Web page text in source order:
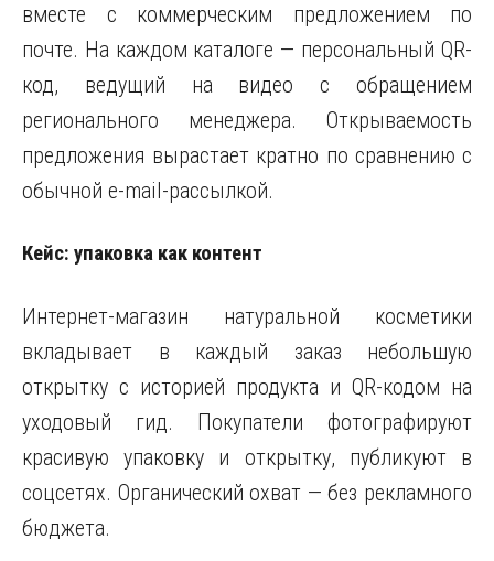
вместе с коммерческим предложением по
почте. На каждом каталоге — персональный QR-
код, ведущий на видео с обращением
регионального менеджера. Открываемость
предложения вырастает кратно по сравнению с
обычной e-mail-рассылкой.
Кейс: упаковка как контент
Интернет-магазин натуральной косметики
вкладывает в каждый заказ небольшую
открытку с историей продукта и QR-кодом на
уходовый гид. Покупатели фотографируют
красивую упаковку и открытку, публикуют в
соцсетях. Органический охват — без рекламного
бюджета.